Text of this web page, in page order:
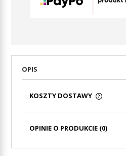
OPIS
KOSZTY DOSTAWY
PŁATNOŚCI
OPINIE O PRODUKCIE (0)